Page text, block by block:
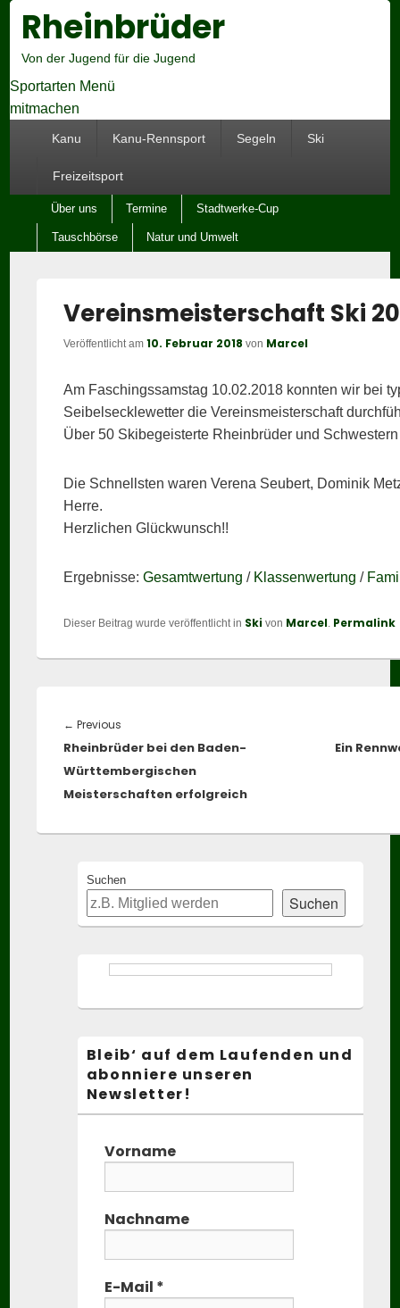
Rheinbrüder
Von der Jugend für die Jugend
Sportarten Menü
mitmachen
Kanu Kanu-Rennsport Segeln Ski
Freizeitsport
Untermenü
Über uns Termine Stadtwerke-Cup
Tauschbörse Natur und Umwelt
Vereinsmeisterschaft Ski
Veröffentlicht am10. Februar 2018 von Marcel
Am Faschingssamstag 10.02.2018 konnten wir bei
Seibelsecklewetter die Vereinsmeisterschaft
Über 50 Skibegeisterte Rheinbrüder und
Die Schnellsten waren Verena Seubert, Dominik
Herre.
Herzlichen Glückwunsch!!
Ergebnisse:Gesamtwertung / Klassenwertung /
Dieser Beitrag wurde veröffentlicht in Ski von Marcel. Permalink
← Previous
post:
Rheinbrüder bei den Baden-
Württembergischen
Meisterschaften erfolgreich
Ein
Sidebar
Widget
Area
Suchen
Suchen
Bleib‘ auf dem Laufenden und
abonniere unseren
Newsletter!
Vorname
Nachname
E-Mail *